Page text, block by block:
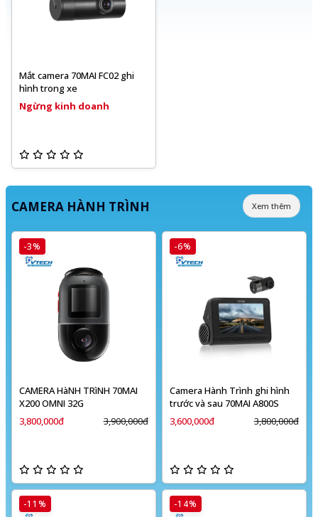
Mắt camera 70MAI FC02 ghi
hình trong xe
Ngừng kinh doanh
CAMERA HÀNH TRÌNH Xem thêm
-3%
CAMERA HàNH TRìNH 70MAI
X200 OMNI 32G
3,800,000đ
3,900,000đ
-6%
Camera Hành Trình ghi hình
trước và sau 70MAI A800S
3,600,000đ
3,800,000đ
-11% -14%